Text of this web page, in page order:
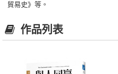
貿易史》等。
作品列表